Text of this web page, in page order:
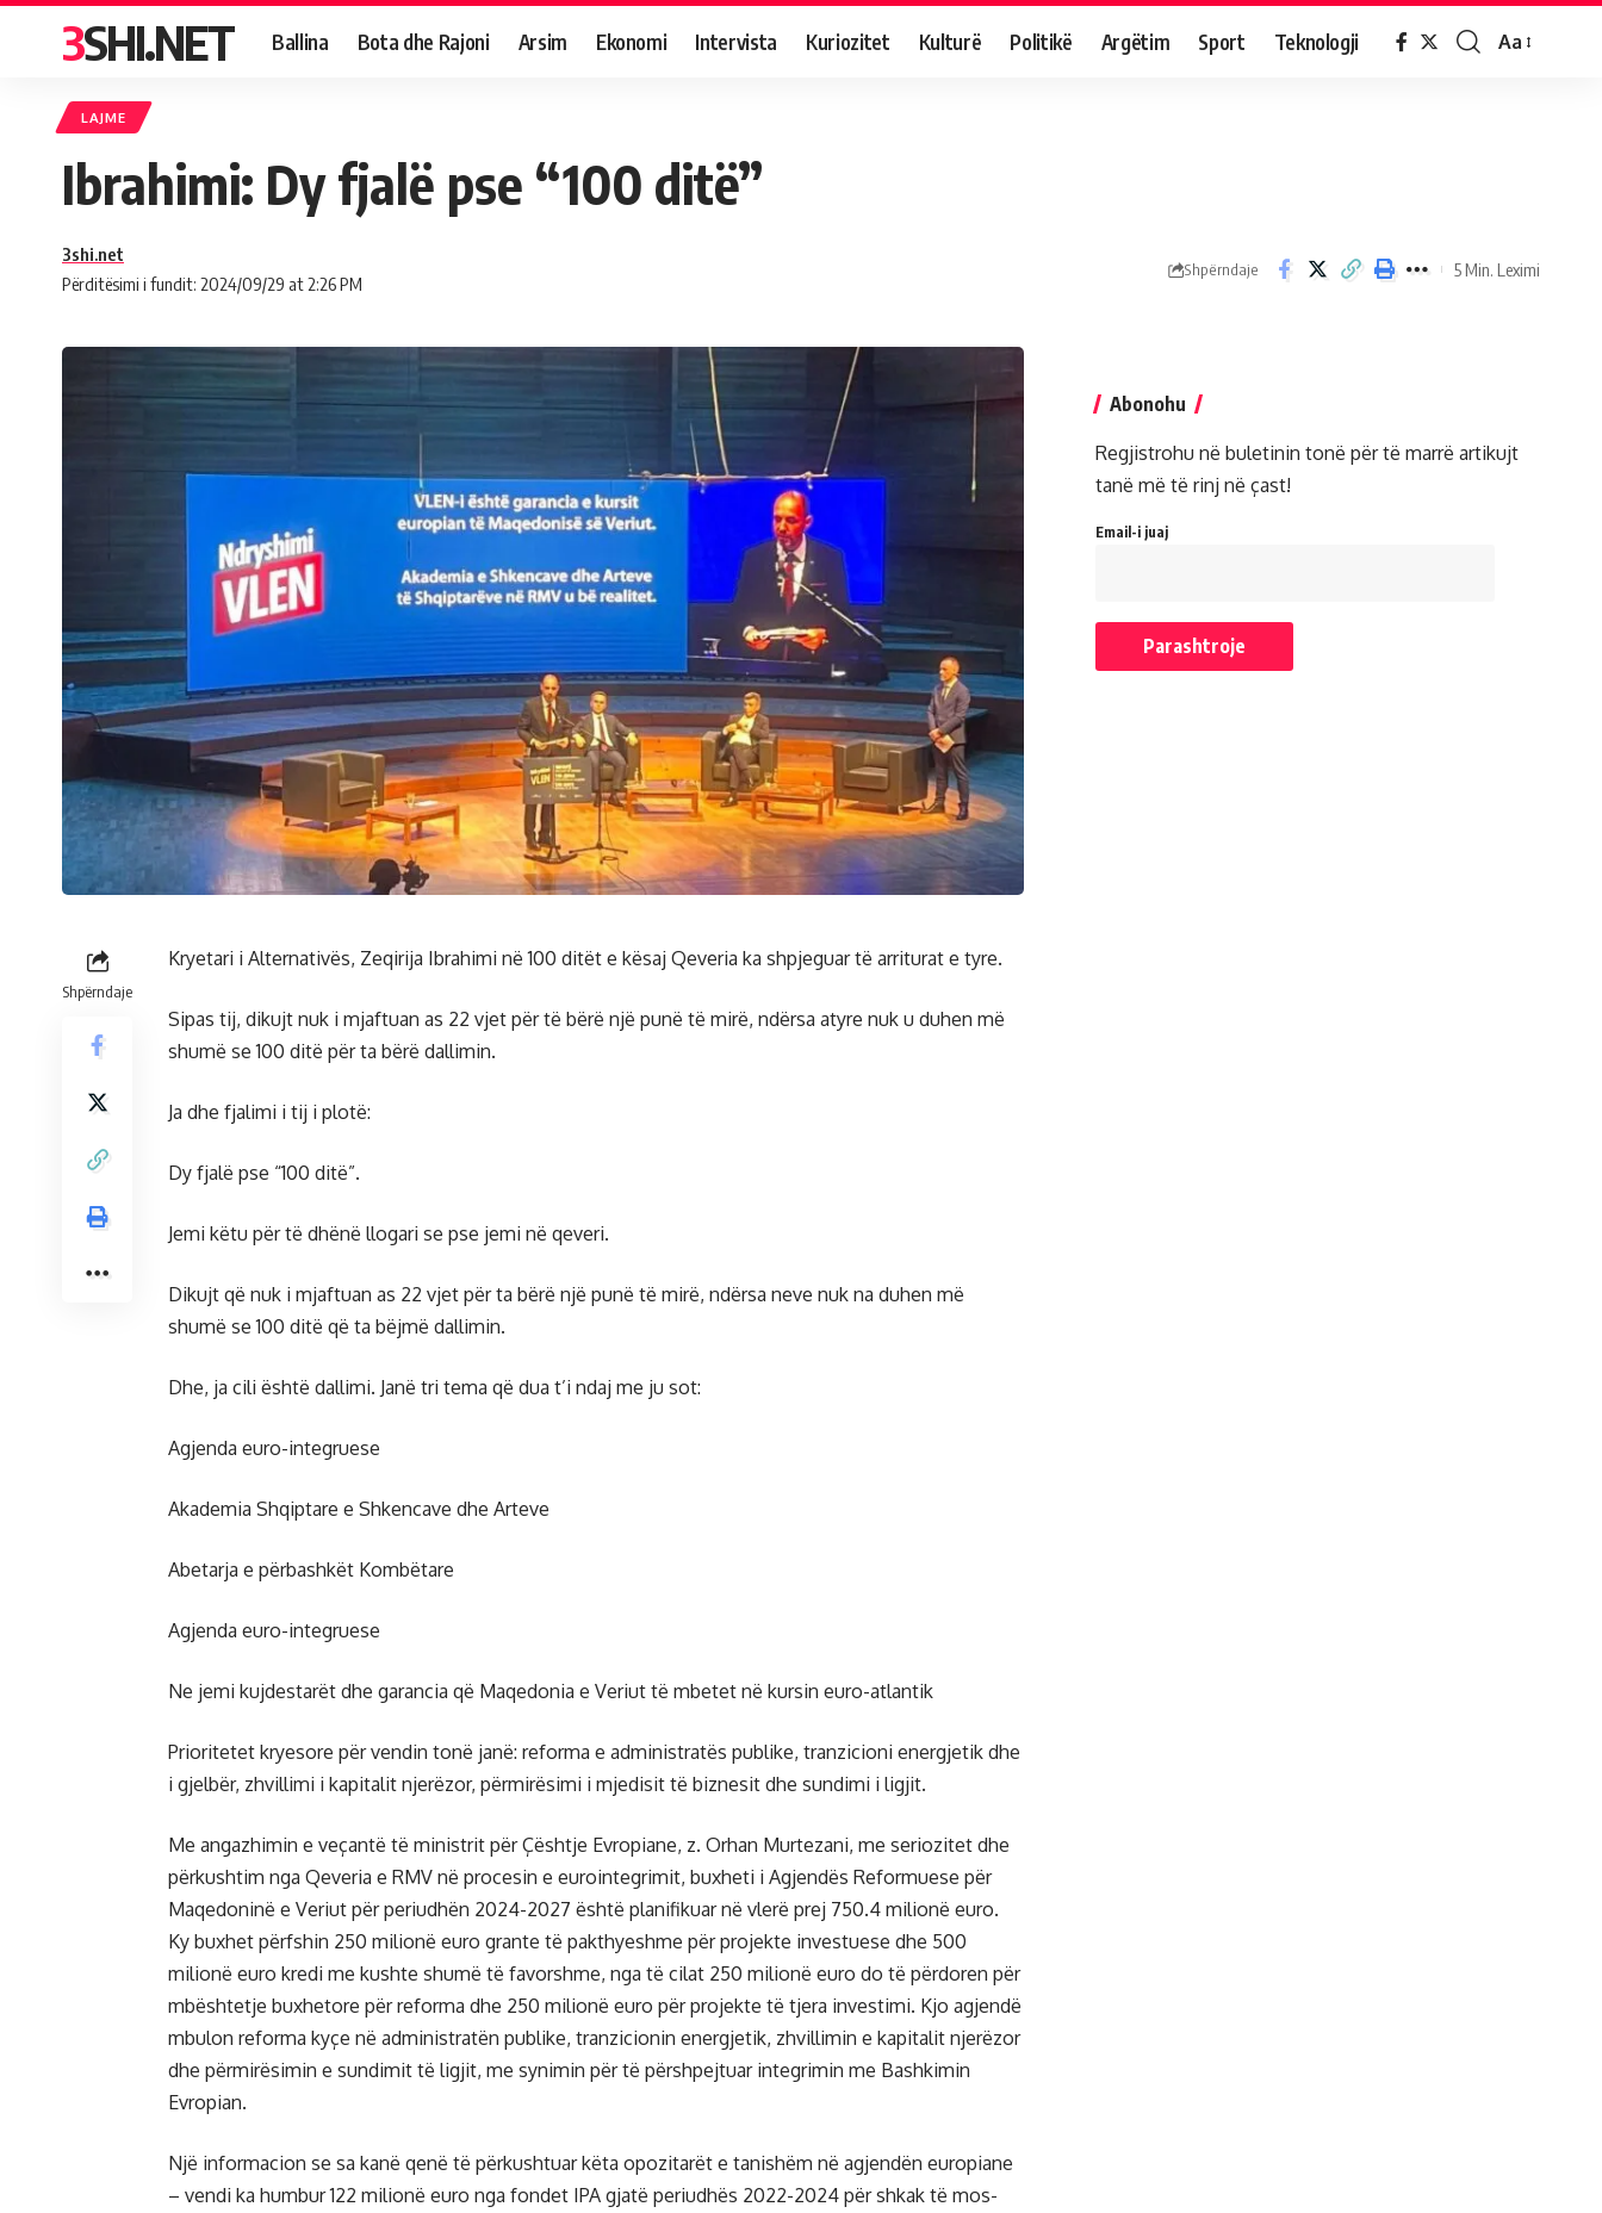
3SHI.NET Ballina Bota dhe Rajoni Arsim Ekonomi Intervista Kuriozitet Kulturë Politikë Argëtim Sport Teknologji Aa
LAJME
Ibrahimi: Dy fjalë pse “100 ditë”
Përditësimi i fundit: 2024/09/29 at 2:26 PM
3shi.net
Shpërndaje 5 Min. Leximi
Shpërndaje
Kryetari i Alternativës, Zeqirija Ibrahimi në 100 ditët e kësaj Qeveria ka shpjeguar të arriturat e tyre.
Sipas tij, dikujt nuk i mjaftuan as 22 vjet për të bërë një punë të mirë, ndërsa atyre nuk u duhen më
shumë se 100 ditë për ta bërë dallimin.
Ja dhe fjalimi i tij i plotë:
Dy fjalë pse “100 ditë”.
Jemi këtu për të dhënë llogari se pse jemi në qeveri.
Dikujt që nuk i mjaftuan as 22 vjet për ta bërë një punë të mirë, ndërsa neve nuk na duhen më
shumë se 100 ditë që ta bëjmë dallimin.
Dhe, ja cili është dallimi. Janë tri tema që dua t’i ndaj me ju sot:
Agjenda euro-integruese
Akademia Shqiptare e Shkencave dhe Arteve
Abetarja e përbashkët Kombëtare
Agjenda euro-integruese
Ne jemi kujdestarët dhe garancia që Maqedonia e Veriut të mbetet në kursin euro-atlantik
Prioritetet kryesore për vendin tonë janë: reforma e administratës publike, tranzicioni energjetik dhe
i gjelbër, zhvillimi i kapitalit njerëzor, përmirësimi i mjedisit të biznesit dhe sundimi i ligjit.
Me angazhimin e veçantë të ministrit për Çështje Evropiane, z. Orhan Murtezani, me seriozitet dhe
përkushtim nga Qeveria e RMV në procesin e eurointegrimit, buxheti i Agjendës Reformuese për
Maqedoninë e Veriut për periudhën 2024-2027 është planifikuar në vlerë prej 750.4 milionë euro.
Ky buxhet përfshin 250 milionë euro grante të pakthyeshme për projekte investuese dhe 500
milionë euro kredi me kushte shumë të favorshme, nga të cilat 250 milionë euro do të përdoren për
mbështetje buxhetore për reforma dhe 250 milionë euro për projekte të tjera investimi. Kjo agjendë
mbulon reforma kyçe në administratën publike, tranzicionin energjetik, zhvillimin e kapitalit njerëzor
dhe përmirësimin e sundimit të ligjit, me synimin për të përshpejtuar integrimin me Bashkimin
Evropian.
Një informacion se sa kanë qenë të përkushtuar këta opozitarët e tanishëm në agjendën europiane
– vendi ka humbur 122 milionë euro nga fondet IPA gjatë periudhës 2022-2024 për shkak të mos-
Abonohu
Regjistrohu në buletinin tonë për të marrë artikujt
tanë më të rinj në çast!
Email-i juaj